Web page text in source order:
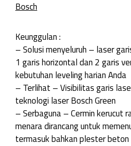
Bosch
Keunggulan :
– Solusi menyeluruh – laser
1 garis horizontal dan 2 garis
kebutuhan leveling harian Anda
– Terlihat – Visibilitas garis
teknologi laser Bosch Green
– Serbaguna – Cermin kerucut
menara dirancang untuk
termasuk bahkan plester beton